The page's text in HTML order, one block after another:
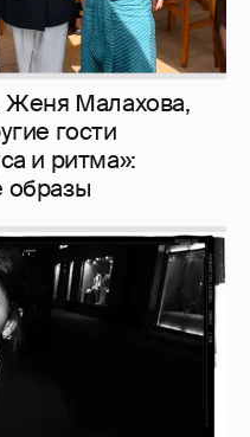
Женя Малахова,
гости
и ритма»:
образы